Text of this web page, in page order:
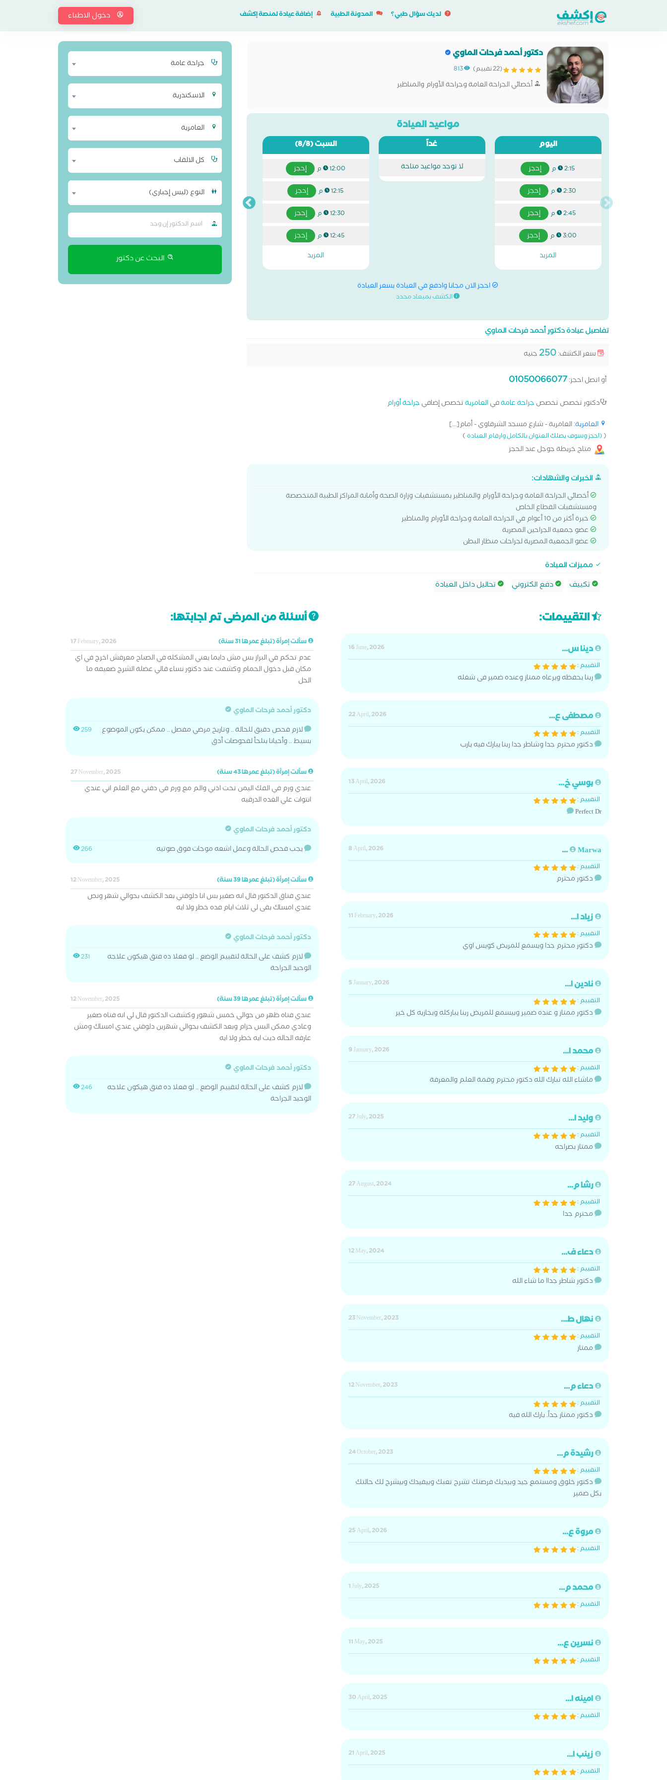
لديك سؤال طبي؟ المدونة الطبية إضافة عيادة لمنصة إكشف دخول الاطباء
دكتور أحمد فرحات الماوي
(22 تقييم) 813
أخصائي الجراحة العامة وجراحة الأورام والمناظير
مواعيد العيادة
اليوم
2:15 م إحجز
2:30 م إحجز
2:45 م إحجز
3:00 م
إحجز
المزيد
غداً
لا توجد مواعيد متاحة
السبت(8/8)
12:00 م إحجز
12:15 م إحجز
12:30 م إحجز
12:45 م
إحجز
المزيد
احجز الان مجانا وادفع في العيادة بسعر العيادة
الكشف بميعاد محدد
تفاصيل عيادة دكتور أحمد فرحات الماوي
سعر الكشف:250جنيه
أو اتصل احجز:01050066077
دكتور تخصص تخصص جراحة عامةفيالعامريةتخصص إضافي جراحة أورام
العامرية: العامرية - شارع مسجد الشرقاوي - أمام[...]
((احجز وسوف يصلك العنوان بالكامل وارقام العيادة)
متاح خريطة جوجل عند الحجز
الخبرات والشهادات:
أخصائي الجراحة العامة وجراحة الأورام والمناظير بمستشفيات وزارة الصحة وأمانة المراكز الطبية المتخصصة
ومستشفيات القطاع الخاص
خبرة أكثر من 10 أعوام في الجراحة العامة وجراحة الأورام والمناظير
عضو جمعية الجراحين المصرية
عضو الجمعية المصرية لجراحات منظار البطن
مميزات العيادة
تكييف
دفع الكتروني تحاليل داخل العيادة
جراحة عامة
الاسكندرية
العامرية
كل الالقاب
النوع (ليس إجباري)
البحث عن دكتور
التقييمات:
دينا س...
16 June, 2026
التقييم :
ربنا يحفظه ويرعاه ممتاز وعنده ضمير فى شغله
مصطفى ع...
22 April, 2026
التقييم :
دكتور محترم جدا وشاطر جدا ربنا يبارك فيه يارب
بوسي خ...
13 April, 2026
التقييم :
Perfect Dr
Marwa ...
8 April, 2026
التقييم :
دكتور محترم
زياد ا...
11 February, 2026
التقييم :
دكتور محترم جدا ويسمع للمريض كويس اوي
نادين ا...
5 January, 2026
التقييم :
دكتور ممتاز و عنده ضمير وبيسمع للمريض ربنا يباركله ويجازيه كل خير
محمد ا...
9 January, 2026
التقييم :
ماشاء الله تبارك الله دكتور محترم وقمة العلم والمعرفة
وليد ا...
27 July, 2025
التقييم :
ممتاز بصراحه
رشا م...
27 August, 2024
التقييم :
محترم جدا
دعاء ف...
12 May, 2024
التقييم :
دكتور شاطر جداا ما شاء الله
نهال ط...
23 November, 2023
التقييم :
ممتاز
دعاء م...
12 November, 2023
التقييم :
دكتور ممتاز جداً. بارك الله فيه
رشيدة م...
24 October, 2023
التقييم :
دكتور خلوق ومستمع جيد وبيديك فرصتك تشرح تعبك وبيفيدك وبيشرح لك حالتك
بكل ضمير
مروة ع...
25 April, 2026
التقييم :
محمد م...
1 July, 2025
التقييم :
نسرين ع...
11 May, 2025
التقييم :
امينه ا...
30 April, 2025
التقييم :
زينب ا...
21 April, 2025
التقييم :
أسئلة من المرضى تم اجابتها:
سألت إمرأة (تبلغ عمرها 31 سنة) 17 February, 2026
عدم تحكم في البراز بس مش دايما يعني المشكله في الصباح معرفش اخرج في اي
مكان قبل دخول الحمام وكشفت عند دكتور نساء قالي عضلة الشرج ضعيفه ما
الحل
دكتور أحمد فرحات الماوي
259
لازم فحص دقيق للحالة .. وتاريخ مرضي مفصل .. ممكن يكون الموضوع
بسيط .. وأحيانا بنلحأ لفحوصات أدق
سألت إمرأة (تبلغ عمرها 43 سنة) 27 November, 2025
عندي ورم في الفك اليمن تحت اذني والم مع ورم في دقني مع العلم اني عندي
انتوات علي الغده الدرقيه
دكتور أحمد فرحات الماوي
266 يجب فحص الحالة وعمل اشعه موجات فوق صوتيه
سألت إمرأة (تبلغ عمرها 39 سنة) 12 November, 2025
عندي فتاق الدكتور قال انه صغير بس انا دلوقتي بعد الكشف بحوالي شهر ونص
عندي امساك بقى لي ثلاث ايام فده خطر ولا ايه
دكتور أحمد فرحات الماوي
231
لازم كشف على الحالة لتقييم الوضع .. لو فعلا ده فتق هيكون علاجه
الوحيد الجراحة
سألت إمرأة (تبلغ عمرها 39 سنة) 12 November, 2025
عندي فتاه ظهر من حوالي خمس شهور وكشفت الدكتور قال لي انه فتاه صغير
وعادي ممكن البس حزام وبعد الكشف بحوالي شهرين دلوقتي عندي امساك ومش
عارفه الحاله ديت ايه خطر ولا ايه
دكتور أحمد فرحات الماوي
246
لازم كشف على الحالة لتقييم الوضع .. لو فعلا ده فتق هيكون علاجه
الوحيد الجراحة